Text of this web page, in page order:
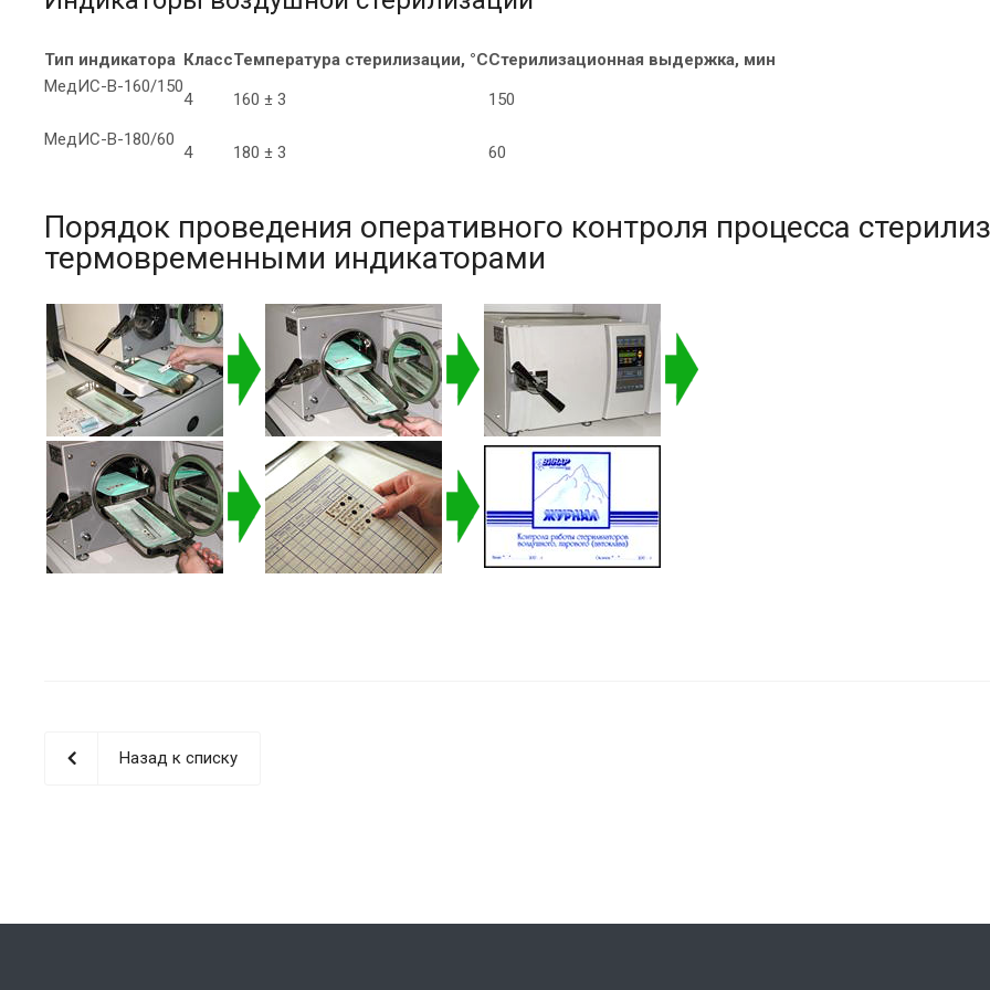
Тип индикатора КлассТемпература стерилизации, °ССтерилизационная выдержка, мин
МедИС-В-160/150
4 160 ± 3
150
МедИС-В-180/60
4 180 ± 3 60
Порядок проведения оперативного контроля процесса
термовременными индикаторами
Назад к списку